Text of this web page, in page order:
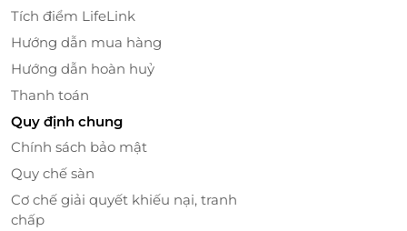
Dịch vụ tiện nghi – Chăm sóc chu đáo từng chi
tiết
Không chỉ sở hữu không gian ấn tượng, Casa
Valentina còn cung cấp loạt dịch vụ chuyên nghiệp:
Lễ tân phục vụ 24/24
Dịch vụ đưa đón sân bay, linh hoạt và tiện lợi
Dịch vụ phòng
Tích điểm LifeLink
Hướng dẫn mua hàng
Hướng dẫn hoàn huỷ
Thanh toán
Quy định chung
Chính sách bảo mật
Quy chế sàn
Cơ chế giải quyết khiếu nại, tranh
chấp